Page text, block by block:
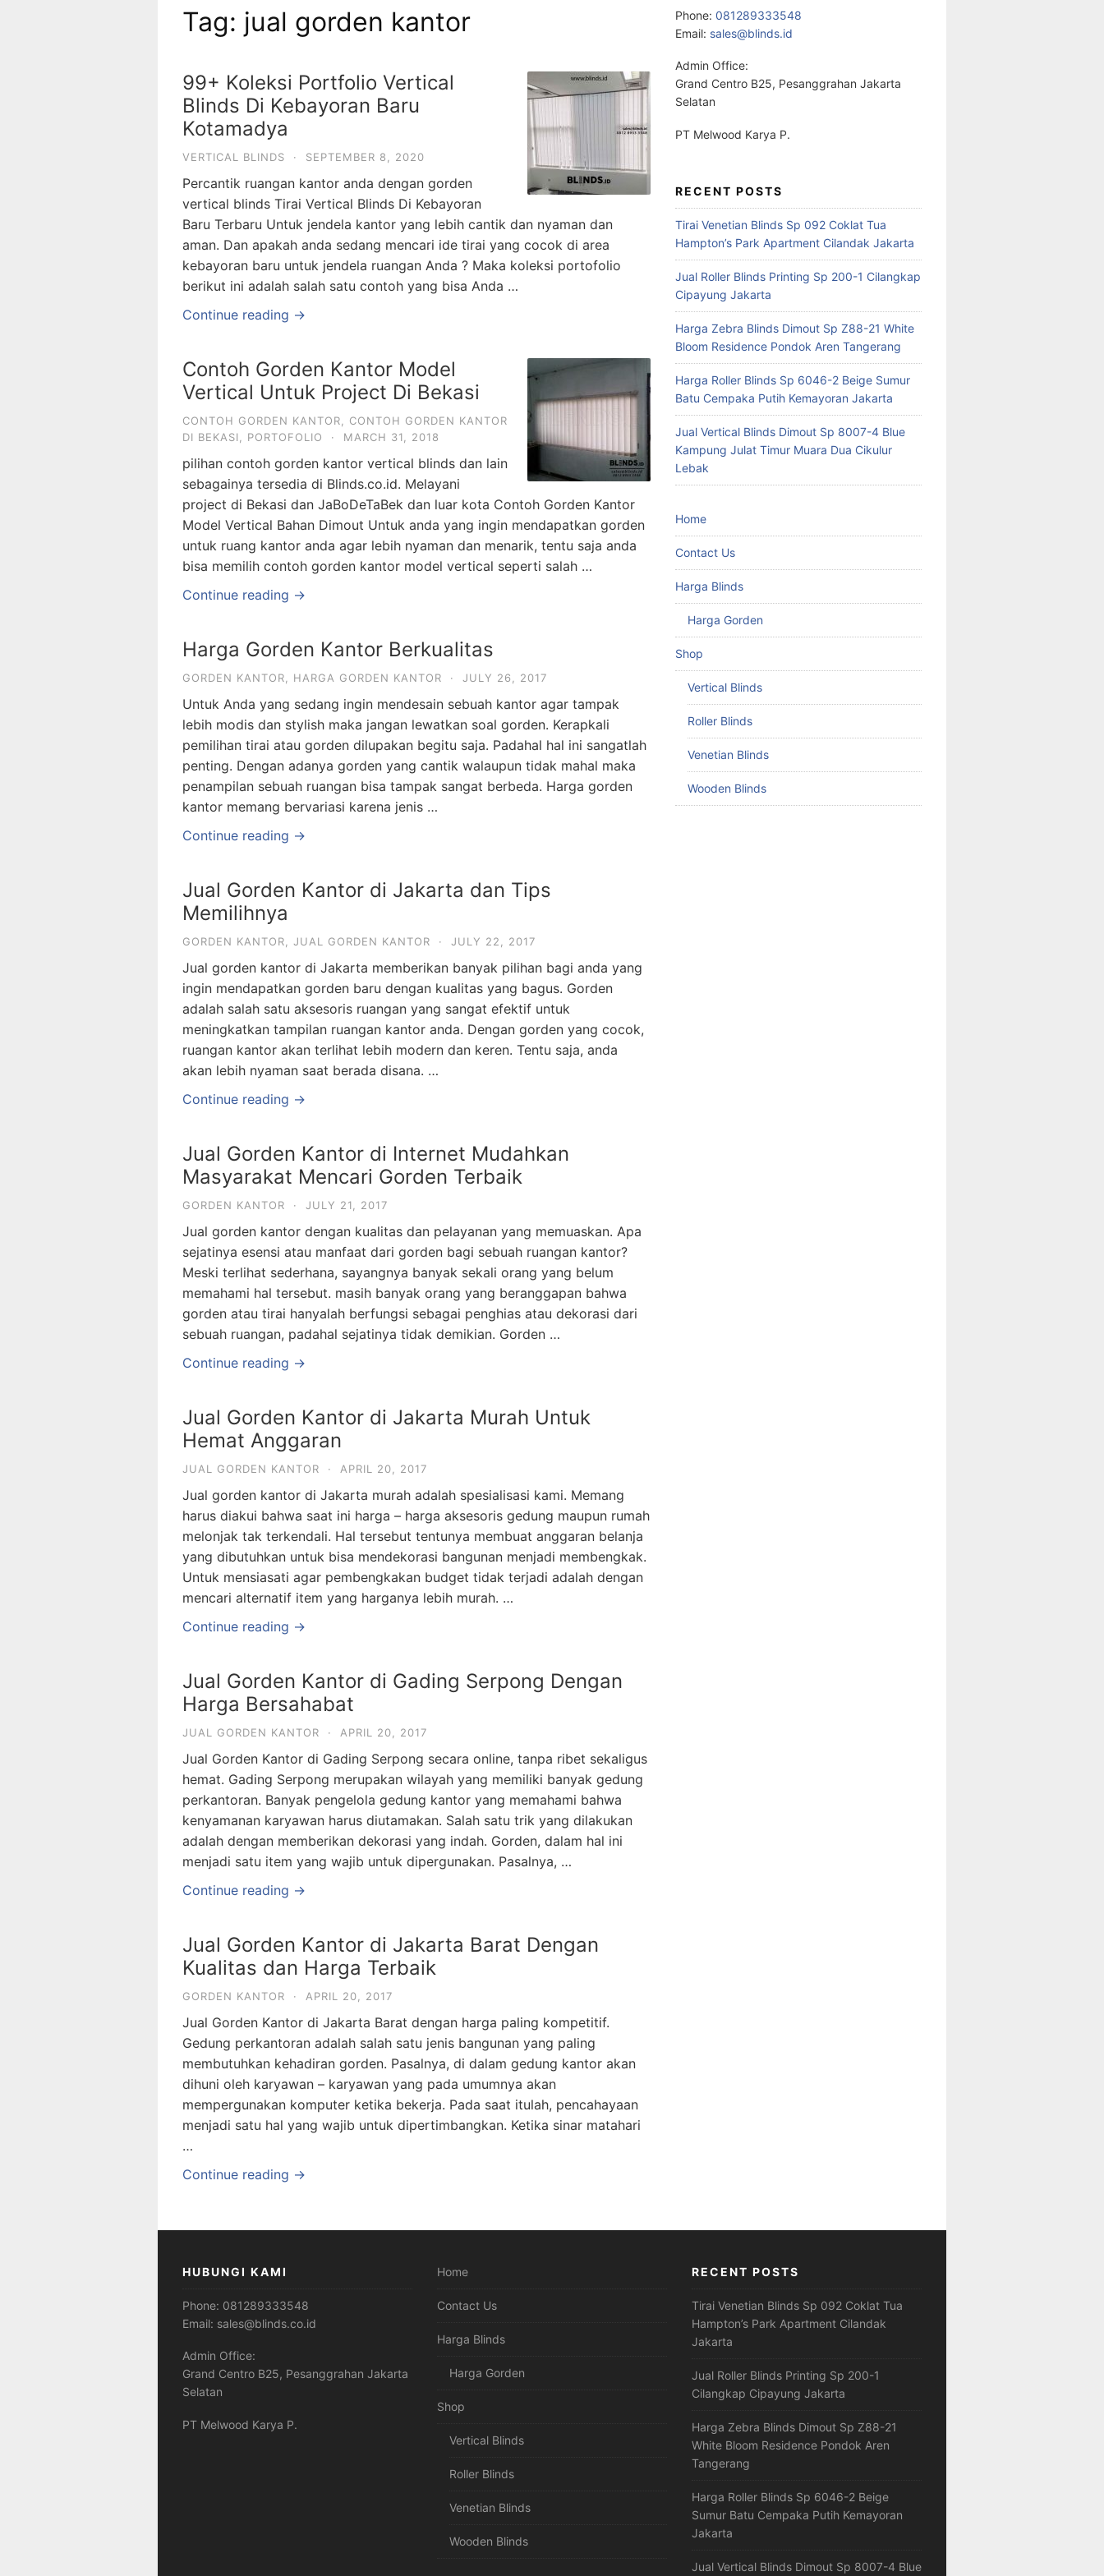
Tag: jual gorden kantor
99+ Koleksi Portfolio Vertical
Blinds Di Kebayoran Baru
Kotamadya
VERTICAL BLINDS · SEPTEMBER 8, 2020
Percantik ruangan kantor anda dengan gorden
vertical blinds Tirai Vertical Blinds Di Kebayoran
Baru Terbaru Untuk jendela kantor yang lebih cantik dan nyaman dan
aman. Dan apakah anda sedang mencari ide tirai yang cocok di area
kebayoran baru untuk jendela ruangan Anda ? Maka koleksi portofolio
berikut ini adalah salah satu contoh yang bisa Anda …
Continue reading →
Contoh Gorden Kantor Model
Vertical Untuk Project Di Bekasi
CONTOH GORDEN KANTOR
CONTOH GORDEN KANTOR
DI BEKASI
PORTOFOLIO · MARCH 31, 2018
pilihan contoh gorden kantor vertical blinds dan lain
sebagainya tersedia di Blinds.co.id. Melayani
project di Bekasi dan JaBoDeTaBek dan luar kota Contoh Gorden Kantor
Model Vertical Bahan Dimout Untuk anda yang ingin mendapatkan gorden
untuk ruang kantor anda agar lebih nyaman dan menarik, tentu saja anda
bisa memilih contoh gorden kantor model vertical seperti salah …
Continue reading →
Harga Gorden Kantor Berkualitas
GORDEN KANTOR HARGA GORDEN KANTOR · JULY 26, 2017
Untuk Anda yang sedang ingin mendesain sebuah kantor agar tampak
lebih modis dan stylish maka jangan lewatkan soal gorden. Kerapkali
pemilihan tirai atau gorden dilupakan begitu saja. Padahal hal ini sangatlah
penting. Dengan adanya gorden yang cantik walaupun tidak mahal maka
penampilan sebuah ruangan bisa tampak sangat berbeda. Harga gorden
kantor memang bervariasi karena jenis …
Continue reading →
Jual Gorden Kantor di Jakarta dan Tips
Memilihnya
GORDEN KANTOR JUAL GORDEN KANTOR · JULY 22, 2017
Jual gorden kantor di Jakarta memberikan banyak pilihan bagi anda yang
ingin mendapatkan gorden baru dengan kualitas yang bagus. Gorden
adalah salah satu aksesoris ruangan yang sangat efektif untuk
meningkatkan tampilan ruangan kantor anda. Dengan gorden yang cocok,
ruangan kantor akan terlihat lebih modern dan keren. Tentu saja, anda
akan lebih nyaman saat berada disana. …
Continue reading →
Jual Gorden Kantor di Internet Mudahkan
Masyarakat Mencari Gorden Terbaik
GORDEN KANTOR · JULY 21, 2017
Jual gorden kantor dengan kualitas dan pelayanan yang memuaskan. Apa
sejatinya esensi atau manfaat dari gorden bagi sebuah ruangan kantor?
Meski terlihat sederhana, sayangnya banyak sekali orang yang belum
memahami hal tersebut. masih banyak orang yang beranggapan bahwa
gorden atau tirai hanyalah berfungsi sebagai penghias atau dekorasi dari
sebuah ruangan, padahal sejatinya tidak demikian. Gorden …
Continue reading →
Jual Gorden Kantor di Jakarta Murah Untuk
Hemat Anggaran
JUAL GORDEN KANTOR · APRIL 20, 2017
Jual gorden kantor di Jakarta murah adalah spesialisasi kami. Memang
harus diakui bahwa saat ini harga – harga aksesoris gedung maupun rumah
melonjak tak terkendali. Hal tersebut tentunya membuat anggaran belanja
yang dibutuhkan untuk bisa mendekorasi bangunan menjadi membengkak.
Untuk mensiasati agar pembengkakan budget tidak terjadi adalah dengan
mencari alternatif item yang harganya lebih murah. …
Continue reading →
Jual Gorden Kantor di Gading Serpong Dengan
Harga Bersahabat
JUAL GORDEN KANTOR · APRIL 20, 2017
Jual Gorden Kantor di Gading Serpong secara online, tanpa ribet sekaligus
hemat. Gading Serpong merupakan wilayah yang memiliki banyak gedung
perkantoran. Banyak pengelola gedung kantor yang memahami bahwa
kenyamanan karyawan harus diutamakan. Salah satu trik yang dilakukan
adalah dengan memberikan dekorasi yang indah. Gorden, dalam hal ini
menjadi satu item yang wajib untuk dipergunakan. Pasalnya, …
Continue reading →
Jual Gorden Kantor di Jakarta Barat Dengan
Kualitas dan Harga Terbaik
GORDEN KANTOR · APRIL 20, 2017
Jual Gorden Kantor di Jakarta Barat dengan harga paling kompetitif.
Gedung perkantoran adalah salah satu jenis bangunan yang paling
membutuhkan kehadiran gorden. Pasalnya, di dalam gedung kantor akan
dihuni oleh karyawan – karyawan yang pada umumnya akan
mempergunakan komputer ketika bekerja. Pada saat itulah, pencahayaan
menjadi satu hal yang wajib untuk dipertimbangkan. Ketika sinar matahari
…
Continue reading →
Phone: 081289333548
Email: sales@blinds.id
Admin Office:
Grand Centro B25, Pesanggrahan Jakarta
Selatan
PT Melwood Karya P.
RECENT POSTS
Tirai Venetian Blinds Sp 092 Coklat Tua
Hampton’s Park Apartment Cilandak Jakarta
Jual Roller Blinds Printing Sp 200-1 Cilangkap
Cipayung Jakarta
Harga Zebra Blinds Dimout Sp Z88-21 White
Bloom Residence Pondok Aren Tangerang
Harga Roller Blinds Sp 6046-2 Beige Sumur
Batu Cempaka Putih Kemayoran Jakarta
Jual Vertical Blinds Dimout Sp 8007-4 Blue
Kampung Julat Timur Muara Dua Cikulur
Lebak
Home
Contact Us
Harga Blinds
Harga Gorden
Shop
Vertical Blinds
Roller Blinds
Venetian Blinds
Wooden Blinds
HUBUNGI KAMI
Phone: 081289333548
Email: sales@blinds.co.id
Admin Office:
Grand Centro B25, Pesanggrahan Jakarta
Selatan
PT Melwood Karya P.
Home
Contact Us
Harga Blinds
Harga Gorden
Shop
Vertical Blinds
Roller Blinds
Venetian Blinds
Wooden Blinds
RECENT POSTS
Tirai Venetian Blinds Sp 092 Coklat Tua
Hampton’s Park Apartment Cilandak
Jakarta
Jual Roller Blinds Printing Sp 200-1
Cilangkap Cipayung Jakarta
Harga Zebra Blinds Dimout Sp Z88-21
White Bloom Residence Pondok Aren
Tangerang
Harga Roller Blinds Sp 6046-2 Beige
Sumur Batu Cempaka Putih Kemayoran
Jakarta
Jual Vertical Blinds Dimout Sp 8007-4 Blue